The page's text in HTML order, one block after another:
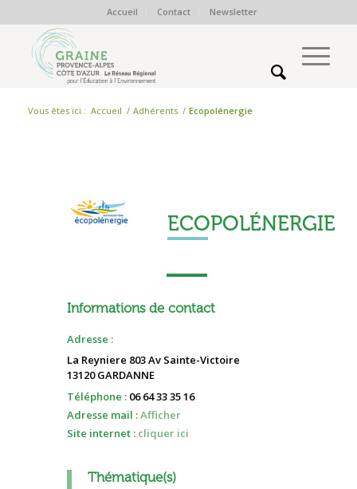
Accueil Contact Newsletter
Vous êtes ici : Accueil / Adhérents / Ecopolénergie
ECOPOLÉNERGIE
Informations de contact
Adresse :
La Reyniere 803 Av Sainte-Victoire
13120 GARDANNE
Téléphone :06 64 33 35 16
Adresse mail :Afficher
Site internet : cliquer ici
Thématique(s)